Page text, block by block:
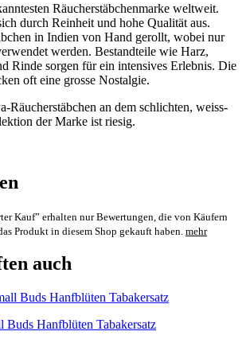
Räucherstäbchenmarke weltweit.
durch Reinheit und hohe Qualität aus.
in Indien von Hand gerollt, wobei nur
werden. Bestandteile wie Harz,
Rinde sorgen für ein intensives Erlebnis. Die
oft eine grosse Nostalgie.
Räucherstäbchen an dem schlichten, weiss-
der Marke ist riesig.
Kauf” erhalten nur Bewertungen, die von Käufern
Produkt in diesem Shop gekauft haben. mehr
auch
Buds Hanfblüten Tabakersatz